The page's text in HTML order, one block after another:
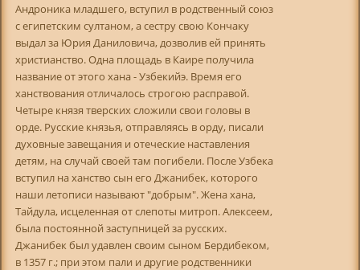
Андроника младшего, вступил в родственный союз
с египетским султаном, а сестру свою Кончаку
выдал за Юрия Даниловича, дозволив ей принять
христианство. Одна площадь в Каире получила
название от этого хана - Узбекийэ. Время его
ханствования отличалось строгою расправой.
Четыре князя тверских сложили свои головы в
орде. Русские князья, отправляясь в орду, писали
духовные завещания и отеческие наставления
детям, на случай своей там погибели. После Узбека
вступил на ханство сын его Джанибек, которого
наши летописи называют "добрым". Жена хана,
Тайдула, исцеленная от слепоты митроп. Алексеем,
была постоянной заступницей за русских.
Джанибек был удавлен своим сыном Бердибеком,
в 1357 г.; при этом пали и другие родственники